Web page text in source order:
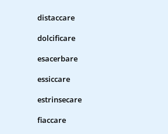
distaccare
dolcificare
esacerbare
essiccare
estrinsecare
fiaccare